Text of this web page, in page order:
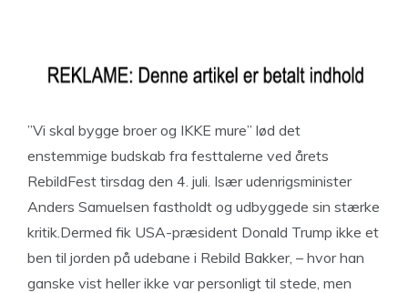
”Vi skal bygge broer og IKKE mure” lød det
enstemmige budskab fra festtalerne ved årets
RebildFest tirsdag den 4. juli. Især udenrigsminister
Anders Samuelsen fastholdt og udbyggede sin stærke
kritik.Dermed fik USA-præsident Donald Trump ikke et
ben til jorden på udebane i Rebild Bakker, – hvor han
ganske vist heller ikke var personligt til stede, men